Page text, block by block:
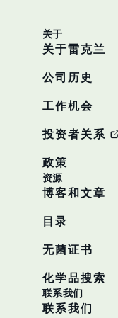
关于
关于雷克兰
公司历史
工作机会
投资者关系
政策
资源
博客和文章
目录
无菌证书
化学品搜索
联系我们
联系我们